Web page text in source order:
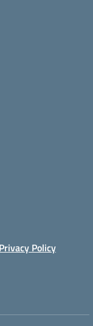
Privacy Policy